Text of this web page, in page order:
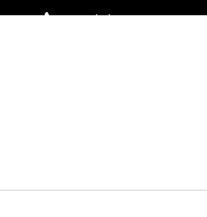
+46 (0)31-27 42 30